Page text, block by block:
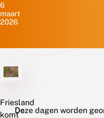
6
maart
2026
Friesland
komtDe
Deze dagen worden